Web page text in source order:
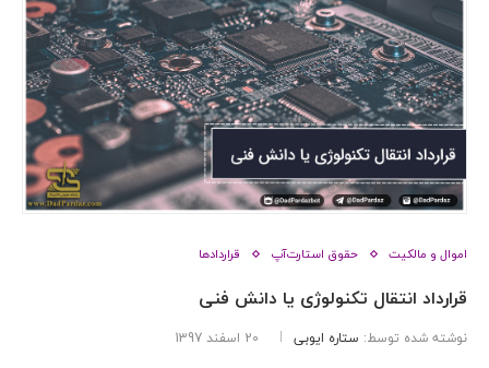
اموال و مالکیت حقوق استارت‌آپ قراردادها
قرارداد انتقال تکنولوژی یا دانش فنی
نوشته شده توسط: ستاره ایوبی 20 اسفند 1397